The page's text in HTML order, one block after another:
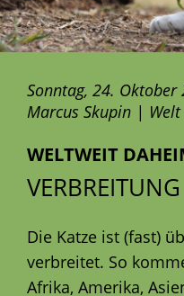
Sonntag, 24. Oktober
Marcus Skupin |
WELTWEIT
Die Katze ist (fast)
verbreitet. So
Afrika, Amerika,